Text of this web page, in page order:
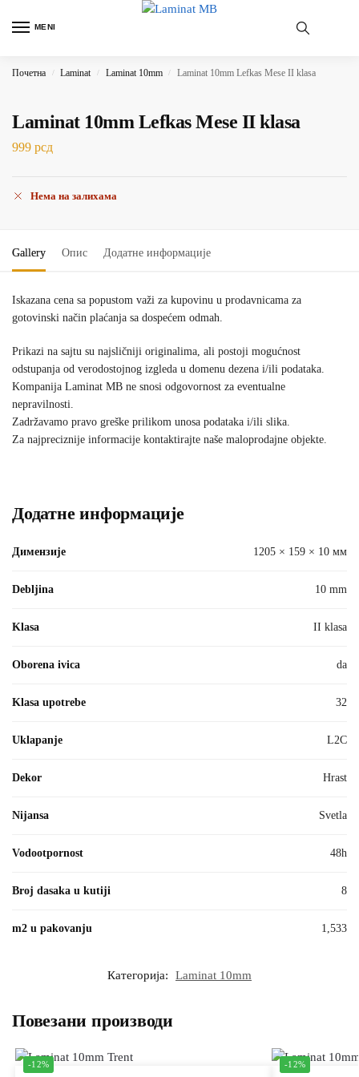
MENI
Почетна / Laminat / Laminat 10mm / Laminat 10mm Lefkas Mese II klasa
Laminat 10mm Lefkas Mese II klasa
999 рсд
Нема на залихама
Gallery Опис Додатне информације
Iskazana cena sa popustom važi za kupovinu u prodavnicama za
gotovinski način plaćanja sa dospećem odmah.
Prikazi na sajtu su najsličniji originalima, ali postoji mogućnost
odstupanja od verodostojnog izgleda u domenu dezena i/ili podataka.
Kompanija Laminat MB ne snosi odgovornost za eventualne
nepravilnosti.
Zadržavamo pravo greške prilikom unosa podataka i/ili slika.
Za najpreciznije informacije kontaktirajte naše maloprodajne objekte.
Додатне информације
Димензије 1205 × 159 × 10 мм
Debljina 10 mm
Klasa II klasa
Oborena ivica da
Klasa upotrebe 32
Uklapanje L2C
Dekor Hrast
Nijansa Svetla
Vodootpornost 48h
Broj dasaka u kutiji 8
m2 u pakovanju 1,533
Категорија: Laminat 10mm
Повезани производи
-12% -12%